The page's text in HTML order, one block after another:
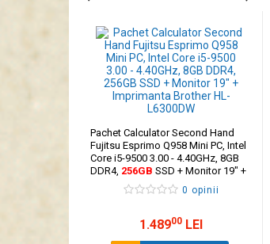
Pachet Calculator Second Hand
Fujitsu Esprimo Q958 Mini PC, Intel
Core i5-9500 3.00 - 4.40GHz, 8GB
DDR4, 256GB SSD + Monitor 19" +
Imprimanta Brother HL-L6300DW
0 opinii
1.48900 LEI